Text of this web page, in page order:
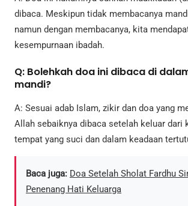
dibaca. Meskipun tidak membacanya
namun dengan membacanya, kita
kesempurnaan ibadah.
Q: Bolehkah doa ini dibaca di
mandi?
A: Sesuai adab Islam, zikir dan doa yang
Allah sebaiknya dibaca setelah keluar dari
tempat yang suci dan dalam keadaan
Baca juga: Doa Setelah Sholat Fardhu
Penenang Hati Keluarga